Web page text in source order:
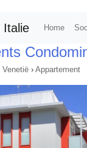
Italie Home
Venetië › Appartement